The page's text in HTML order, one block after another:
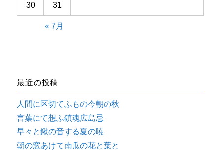
30 31
« 7月
最近の投稿
人間に区切てふもの今朝の秋
言葉にて想ふ鎮魂広島忌
早々と鍬の音する夏の暁
朝の窓あけて南瓜の花と葉と